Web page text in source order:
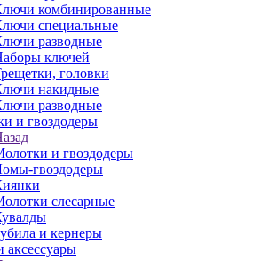
комбинированные
специальные
разводные
ключей
головки
накидные
разводные
и гвоздодеры
и гвоздодеры
гвоздодеры
слесарные
и кернеры